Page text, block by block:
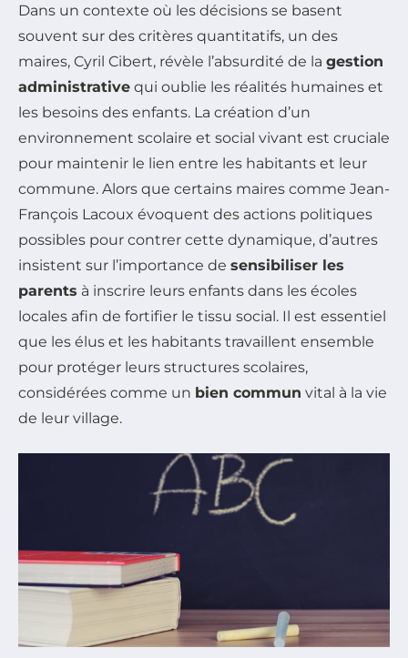
Dans un contexte où les décisions se basent
souvent sur des critères quantitatifs, un des
maires, Cyril Cibert, révèle l’absurdité de la gestion
administrative qui oublie les réalités humaines et
les besoins des enfants. La création d’un
environnement scolaire et social vivant est cruciale
pour maintenir le lien entre les habitants et leur
commune. Alors que certains maires comme Jean-
François Lacoux évoquent des actions politiques
possibles pour contrer cette dynamique, d’autres
insistent sur l’importance de sensibiliser les
parents à inscrire leurs enfants dans les écoles
locales afin de fortifier le tissu social. Il est essentiel
que les élus et les habitants travaillent ensemble
pour protéger leurs structures scolaires,
considérées comme un bien commun vital à la vie
de leur village.